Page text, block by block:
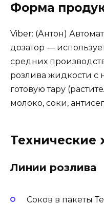
Форма
Viber: (Антон)
дозатор —
средних
розлива жидкости с
готовую тару
молоко, соки,
Технические
Линии розлива
Соков в пакеты